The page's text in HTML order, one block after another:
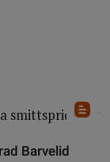
Barvelid